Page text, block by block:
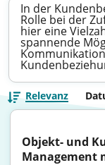
In der
Rolle bei der
hier eine
spannende
Relevanz
Objekt- und
Management